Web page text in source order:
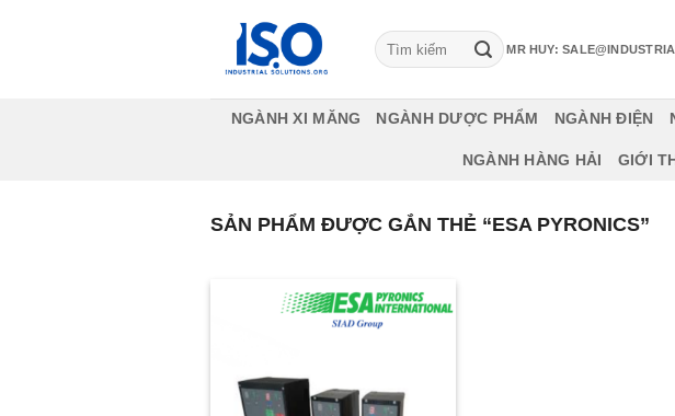
Tìm
kiếm:
MR HUY:
NGÀNH XI MĂNG NGÀNH DƯỢC PHẨM NGÀNH ĐIỆN
NGÀNH HÀNG HẢI GIỚI
SẢN PHẨM ĐƯỢC GẮN THẺ “ESA PYRONICS”